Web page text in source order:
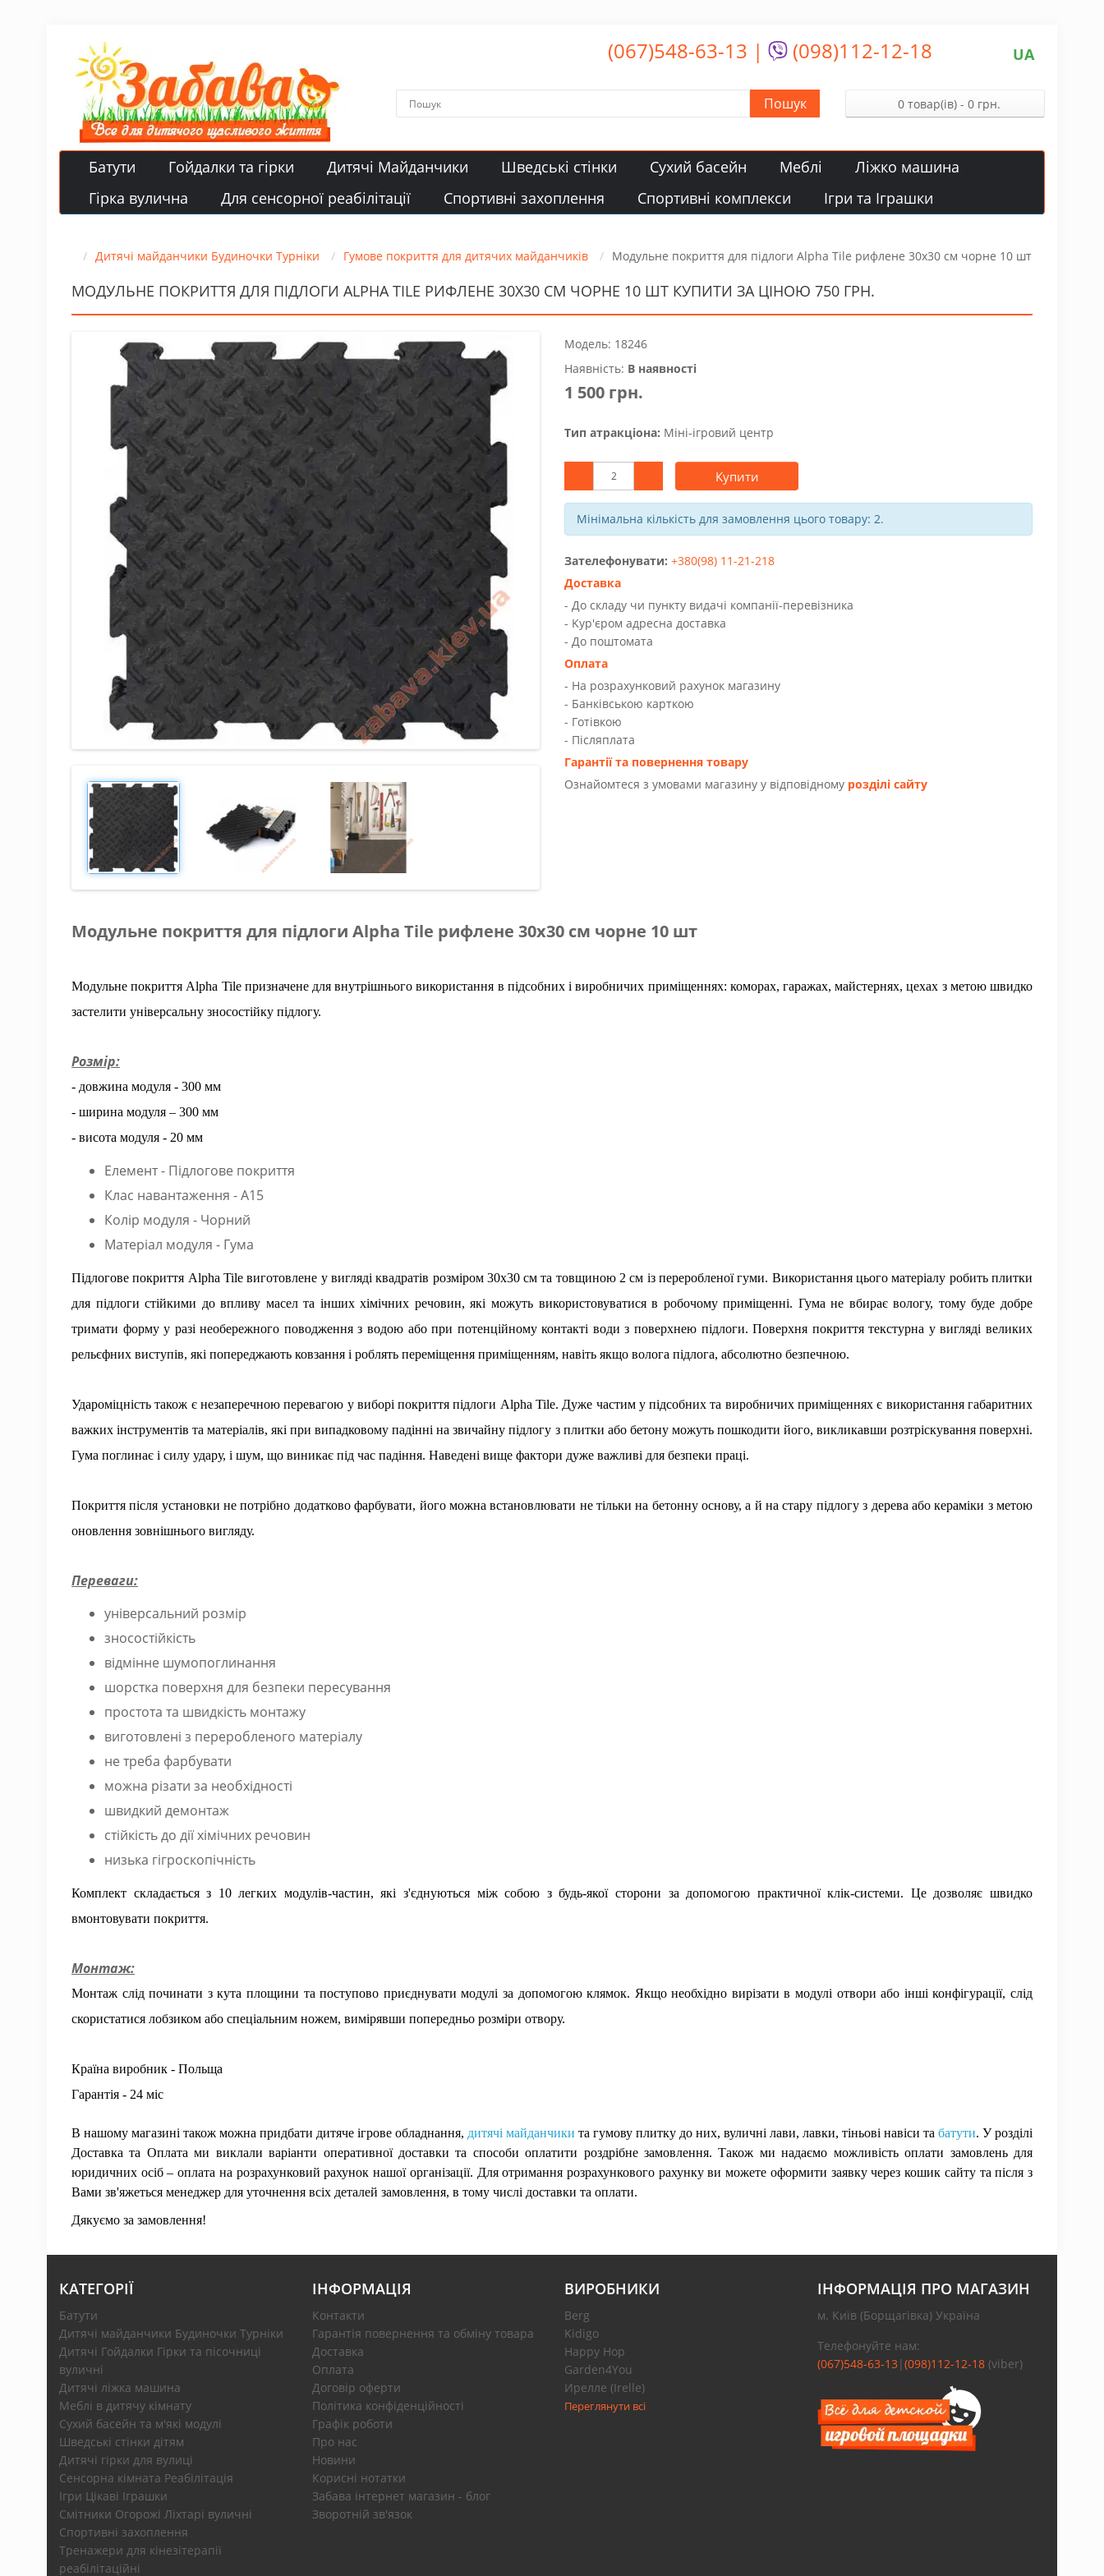
(067)548-63-13 | (098)112-12-18 UA
Пошук 0 товар(ів) - 0 грн.
Батути Гойдалки та гірки Дитячі Майданчики Шведські стінки Сухий басейн Меблі
Ліжко машина
Гірка вулична
Для сенсорної реабілітації Спортивні захоплення Спортивні комплекси Ігри та Іграшки
Дитячі майданчики Будиночки Турніки Гумове покриття для дитячих майданчиків Модульне покриття для підлоги Alpha Tile рифлене 30х30 см чорне 10 шт
МОДУЛЬНЕ ПОКРИТТЯ ДЛЯ ПІДЛОГИ ALPHA TILE РИФЛЕНЕ 30Х30 СМ ЧОРНЕ 10 ШТ КУПИТИ ЗА ЦІНОЮ 750 ГРН.
Модель: 18246
Наявність: В наявності
1 500 грн.
Тип атракціона: Міні-ігровий центр
Купити
Мінімальна кількість для замовлення цього товару: 2.
Зателефонувати: +380(98) 11-21-218
Доставка
- До складу чи пункту видачі компанії-перевізника
- Kур'єром адресна доставка
- До поштомата
Оплата
- На розрахунковий рахунок магазину
- Банківською карткою
- Готівкою
- Післяплата
Гарантії та повернення товару
Ознайомтеся з умовами магазину у відповідному розділі сайту
Модульне покриття для підлоги Alpha Tile рифлене 30х30 см чорне 10 шт
Модульне покриття Alpha Tile призначене для внутрішнього використання в підсобних і виробничих приміщеннях: коморах, гаражах, майстернях, цехах з метою швидко
застелити універсальну зносостійку підлогу.
Розмір:
- довжина модуля - 300 мм
- ширина модуля – 300 мм
- висота модуля - 20 мм
Елемент - Підлогове покриття
Клас навантаження - А15
Колір модуля - Чорний
Матеріал модуля - Гума
Підлогове покриття Alpha Tile виготовлене у вигляді квадратів розміром 30х30 см та товщиною 2 см із переробленої гуми. Використання цього матеріалу робить плитки
для підлоги стійкими до впливу масел та інших хімічних речовин, які можуть використовуватися в робочому приміщенні. Гума не вбирає вологу, тому буде добре
тримати форму у разі необережного поводження з водою або при потенційному контакті води з поверхнею підлоги. Поверхня покриття текстурна у вигляді великих
рельєфних виступів, які попереджають ковзання і роблять переміщення приміщенням, навіть якщо волога підлога, абсолютно безпечною.
Удароміцність також є незаперечною перевагою у виборі покриття підлоги Alpha Tile. Дуже частим у підсобних та виробничих приміщеннях є використання габаритних
важких інструментів та матеріалів, які при випадковому падінні на звичайну підлогу з плитки або бетону можуть пошкодити його, викликавши розтріскування поверхні.
Гума поглинає і силу удару, і шум, що виникає під час падіння. Наведені вище фактори дуже важливі для безпеки праці.
Покриття після установки не потрібно додатково фарбувати, його можна встановлювати не тільки на бетонну основу, а й на стару підлогу з дерева або кераміки з метою
оновлення зовнішнього вигляду.
Переваги:
універсальний розмір
зносостійкість
відмінне шумопоглинання
шорстка поверхня для безпеки пересування
простота та швидкість монтажу
виготовлені з переробленого матеріалу
не треба фарбувати
можна різати за необхідності
швидкий демонтаж
стійкість до дії хімічних речовин
низька гігроскопічність
Комплект складається з 10 легких модулів-частин, які з'єднуються між собою з будь-якої сторони за допомогою практичної клік-системи. Це дозволяє швидко
вмонтовувати покриття.
Монтаж:
Монтаж слід починати з кута площини та поступово приєднувати модулі за допомогою клямок. Якщо необхідно вирізати в модулі отвори або інші конфігурації, слід
скористатися лобзиком або спеціальним ножем, вимірявши попередньо розміри отвору.
Країна виробник - Польща
Гарантія - 24 міс
В нашому магазині також можна придбати дитяче ігрове обладнання, дитячі майданчики та гумову плитку до них, вуличні лави, лавки, тіньові навіси та батути. У розділі
Доставка та Оплата ми виклали варіанти оперативної доставки та способи оплатити роздрібне замовлення. Також ми надаємо можливість оплати замовлень для
юридичних осіб – оплата на розрахунковий рахунок нашої організації. Для отримання розрахункового рахунку ви можете оформити заявку через кошик сайту та після з
Вами зв'яжеться менеджер для уточнення всіх деталей замовлення, в тому числі доставки та оплати.
Дякуємо за замовлення!
КАТЕГОРІЇ
Батути
Дитячі майданчики Будиночки Турніки
Дитячі Гойдалки Гірки та пісочниці
вуличні
Дитячі ліжка машина
Меблі в дитячу кімнату
Сухий басейн та м'які модулі
Шведські стінки дітям
Дитячі гірки для вулиці
Сенсорна кімната Реабілітація
Ігри Цікаві Іграшки
Смітники Огорожі Ліхтарі вуличні
Спортивні захоплення
Тренажери для кінезітерапії
реабілітаційні
ІНФОРМАЦІЯ
Контакти
Гарантія повернення та обміну товара
Доставка
Оплата
Договір оферти
Політика конфіденційності
Графік роботи
Про нас
Новини
Корисні нотатки
Забава інтернет магазин - блог
Зворотній зв'язок
ВИРОБНИКИ
Berg
Kidigo
Happy Hop
Garden4You
Ирелле (Irelle)
Переглянути всі
ІНФОРМАЦІЯ ПРО МАГАЗИН
м. Київ (Борщагівка) Україна
Телефонуйте нам:
(067)548-63-13| (098)112-12-18(viber)